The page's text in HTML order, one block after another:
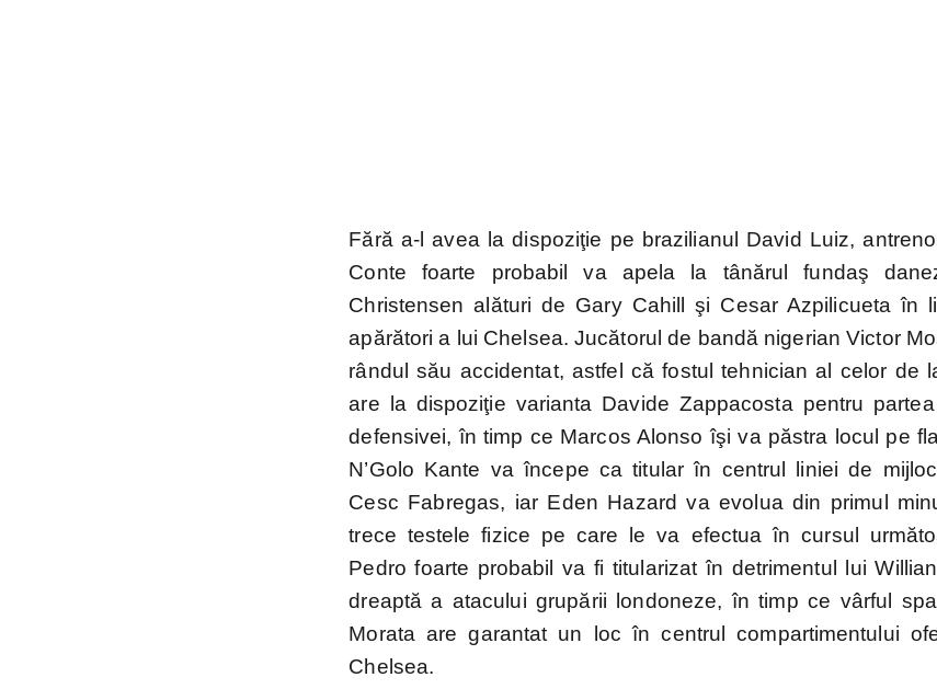
Fără a-l avea la dispoziţie pe brazilianul David Luiz,
Conte foarte probabil va apela la tânărul fundaş
Christensen alături de Gary Cahill şi Cesar Azpilicueta în
apărători a lui Chelsea. Jucătorul de bandă nigerian Victor
rândul său accidentat, astfel că fostul tehnician al celor de
are la dispoziţie varianta Davide Zappacosta pentru
defensivei, în timp ce Marcos Alonso îşi va păstra locul pe
N’Golo Kante va începe ca titular în centrul liniei de
Cesc Fabregas, iar Eden Hazard va evolua din primul
trece testele fizice pe care le va efectua în cursul
Pedro foarte probabil va fi titularizat în detrimentul lui
dreaptă a atacului grupării londoneze, în timp ce vârful
Morata are garantat un loc în centrul compartimentului
Chelsea.